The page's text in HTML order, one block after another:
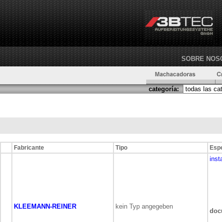
SOBRE
categoría:
Fabricante Tipo
KLEEMANN-REINER kein Typ angegeben